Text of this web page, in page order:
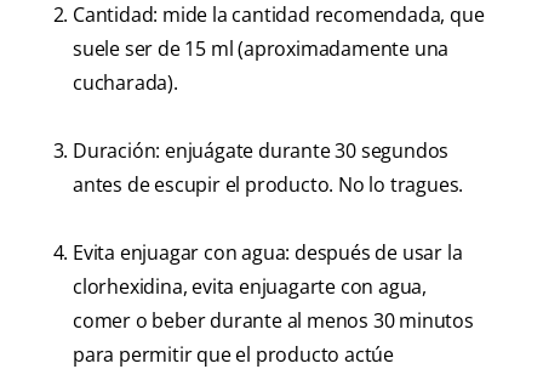
Cantidad: mide la cantidad recomendada, que
suele ser de 15 ml (aproximadamente una
cucharada).
Duración: enjuágate durante 30 segundos
antes de escupir el producto. No lo tragues.
Evita enjuagar con agua: después de usar la
clorhexidina, evita enjuagarte con agua,
comer o beber durante al menos 30 minutos
para permitir que el producto actúe